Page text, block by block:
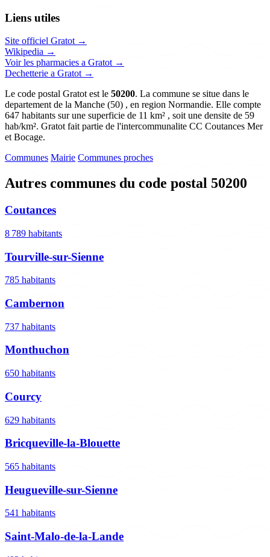
Liens utiles
Site officiel Gratot →
Wikipedia →
Voir les pharmacies a Gratot →
Dechetterie a Gratot →
Le code postal Gratot est le 50200. La commune se situe dans le
departement de la Manche (50) , en region Normandie. Elle compte
647 habitants sur une superficie de 11 km² , soit une densite de 59
hab/km². Gratot fait partie de l'intercommunalite CC Coutances Mer
et Bocage.
Communes Mairie Communes proches
Autres communes du code postal 50200
Coutances
8 789 habitants
Tourville-sur-Sienne
785 habitants
Cambernon
737 habitants
Monthuchon
650 habitants
Courcy
629 habitants
Bricqueville-la-Blouette
565 habitants
Heugueville-sur-Sienne
541 habitants
Saint-Malo-de-la-Lande